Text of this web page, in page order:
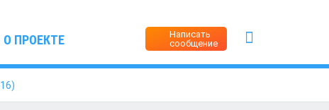
О ПРОЕКТЕ
Написать
сообщение